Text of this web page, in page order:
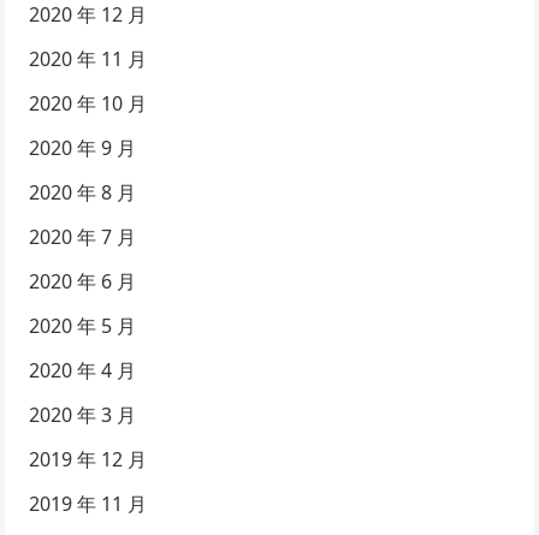
2020 年 12 月
2020 年 11 月
2020 年 10 月
2020 年 9 月
2020 年 8 月
2020 年 7 月
2020 年 6 月
2020 年 5 月
2020 年 4 月
2020 年 3 月
2019 年 12 月
2019 年 11 月